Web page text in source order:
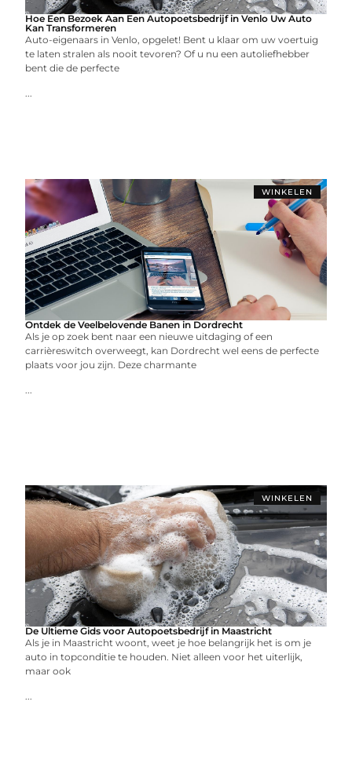
Hoe Een Bezoek Aan Een Autopoetsbedrijf in Venlo Uw Auto
Kan Transformeren
Auto-eigenaars in Venlo, opgelet! Bent u klaar om uw voertuig
te laten stralen als nooit tevoren? Of u nu een autoliefhebber
bent die de perfecte
...
WINKELEN
Ontdek de Veelbelovende Banen in Dordrecht
Als je op zoek bent naar een nieuwe uitdaging of een
carrièreswitch overweegt, kan Dordrecht wel eens de perfecte
plaats voor jou zijn. Deze charmante
...
WINKELEN
De Ultieme Gids voor Autopoetsbedrijf in Maastricht
Als je in Maastricht woont, weet je hoe belangrijk het is om je
auto in topconditie te houden. Niet alleen voor het uiterlijk,
maar ook
...